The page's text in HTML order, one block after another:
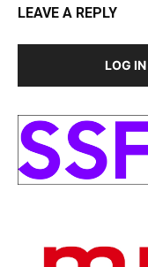
LEAVE A REPLY
LOG